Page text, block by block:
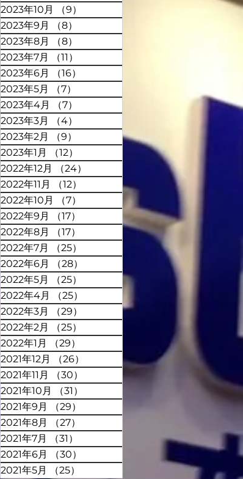
2023年10月
（9）
2023年9月
（8）
2023年8月
（8）
2023年7月
（11）
2023年6月
（16）
2023年5月
（7）
2023年4月
（7）
2023年3月
（4）
2023年2月
（9）
2023年1月
（12）
2022年12月
（24）
2022年11月
（12）
12件の記事
2022年10月
（7）
7件の記事
2022年9月
（17）
17件の記事
2022年8月
（17）
17件の記事
2022年7月
（25）
2022年6月
（28）
2022年5月
（25）
25件の記事
2022年4月
（25）
25件の記事
2022年3月
（29）
29件の記事
2022年2月
（25）
2022年1月
（29）
2021年12月
（26）
26件の記事
2021年11月
（30）
30件の記事
2021年10月
（31）
2021年9月
（29）
2021年8月
（27）
2021年7月
（31）
2021年6月
（30）
2021年5月
（25）